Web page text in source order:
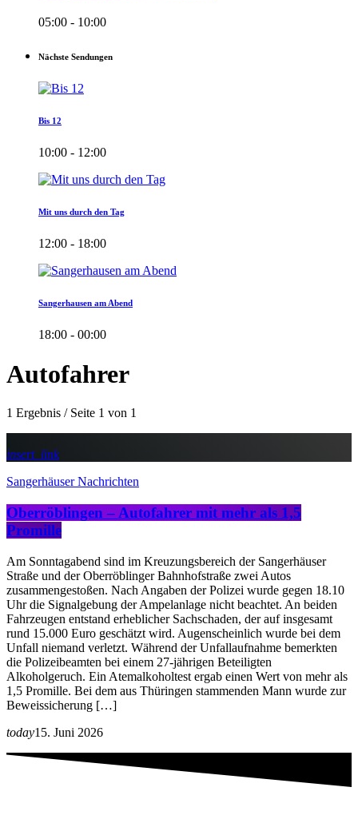
05:00 - 10:00
Nächste Sendungen
Bis 12
10:00 - 12:00
Mit uns durch den Tag
12:00 - 18:00
Sangerhausen am Abend
18:00 - 00:00
Autofahrer
1 Ergebnis / Seite 1 von 1
insert_link
Sangerhäuser Nachrichten
Oberröblingen – Autofahrer mit mehr als 1,5
Promille
Am Sonntagabend sind im Kreuzungsbereich der Sangerhäuser
Straße und der Oberröblinger Bahnhofstraße zwei Autos
zusammengestoßen. Nach Angaben der Polizei wurde gegen 18.10
Uhr die Signalgebung der Ampelanlage nicht beachtet. An beiden
Fahrzeugen entstand erheblicher Sachschaden, der auf insgesamt
rund 15.000 Euro geschätzt wird. Augenscheinlich wurde bei dem
Unfall niemand verletzt. Während der Unfallaufnahme bemerkten
die Polizeibeamten bei einem 27-jährigen Beteiligten
Alkoholgeruch. Ein Atemalkoholtest ergab einen Wert von mehr als
1,5 Promille. Bei dem aus Thüringen stammenden Mann wurde zur
Beweissicherung […]
today15. Juni 2026